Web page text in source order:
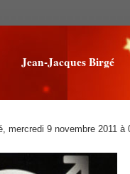
Jean-Jacques Birgé
mercredi 9 novembre 2011 à